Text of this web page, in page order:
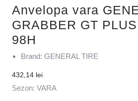
Anvelopa vara
GRABBER GT
98H
Brand: GENERAL TIRE
432,14 lei
Sezon: VARA